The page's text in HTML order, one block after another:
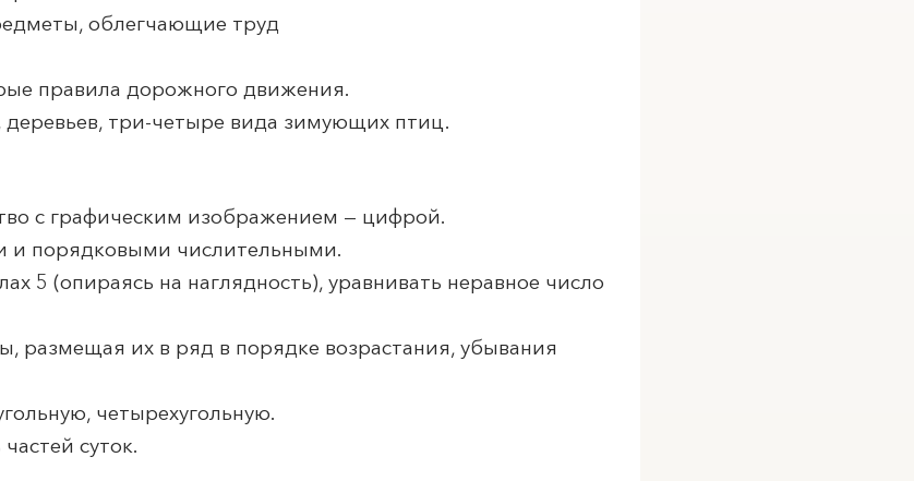
облегчающие труд
правила дорожного движения.
деревьев, три-четыре вида зимующих птиц.
с графическим изображением — цифрой.
и порядковыми числительными.
5 (опираясь на наглядность), уравнивать неравное число
размещая их в ряд в порядке возрастания, убывания
четырехугольную.
суток.